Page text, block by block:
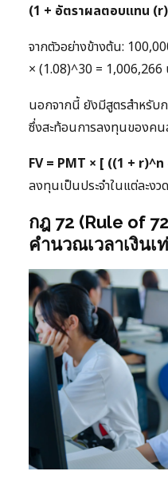
(1 + อัตราผลตอบแทน
จากตัวอย่างข้างต้น:
× (1.08)^30 = 1,006,266
นอกจากนี้ ยังมีสูตรสำหรับ
ซึ่งสะท้อนการลงทุนของคน
FV = PMT × [ ((1 +
ลงทุนเป็นประจำในแต่ละงว
กฎ 72 (Rule of
คำนวณเวลาเงินเ